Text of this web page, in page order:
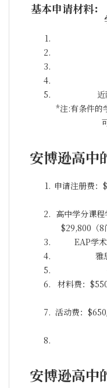
基本申请材料
*注:有条件的
安博逊高中
申请注册费：
高中学分课程
$29,800（8
EAP学
雅
材料费：
活动费：
安博逊高中